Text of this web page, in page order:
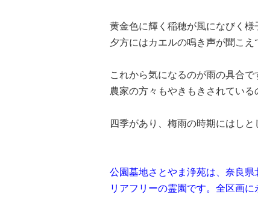
黄金色に輝く稲穂が風になびく様
夕方にはカエルの鳴き声が聞こえ
これから気になるのが雨の具合
農家の方々もやきもきされている
四季があり、梅雨の時期にはし
公園墓地さとやま浄苑は、奈良
リアフリーの霊園です。全区画